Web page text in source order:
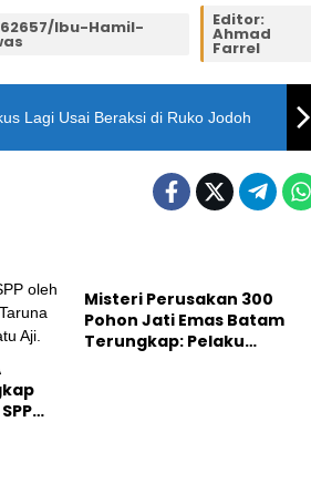
ibu-Hamil- Editor:
Ahmad
Farrel
Lagi Usai Beraksi di Ruko Jodoh
Misteri Perusakan 300
Pohon Jati Emas Batam
Terungkap: Pelaku